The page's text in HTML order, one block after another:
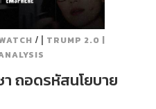
/ | TRUMP 2.0 |
ถอดรหัสนโยบาย